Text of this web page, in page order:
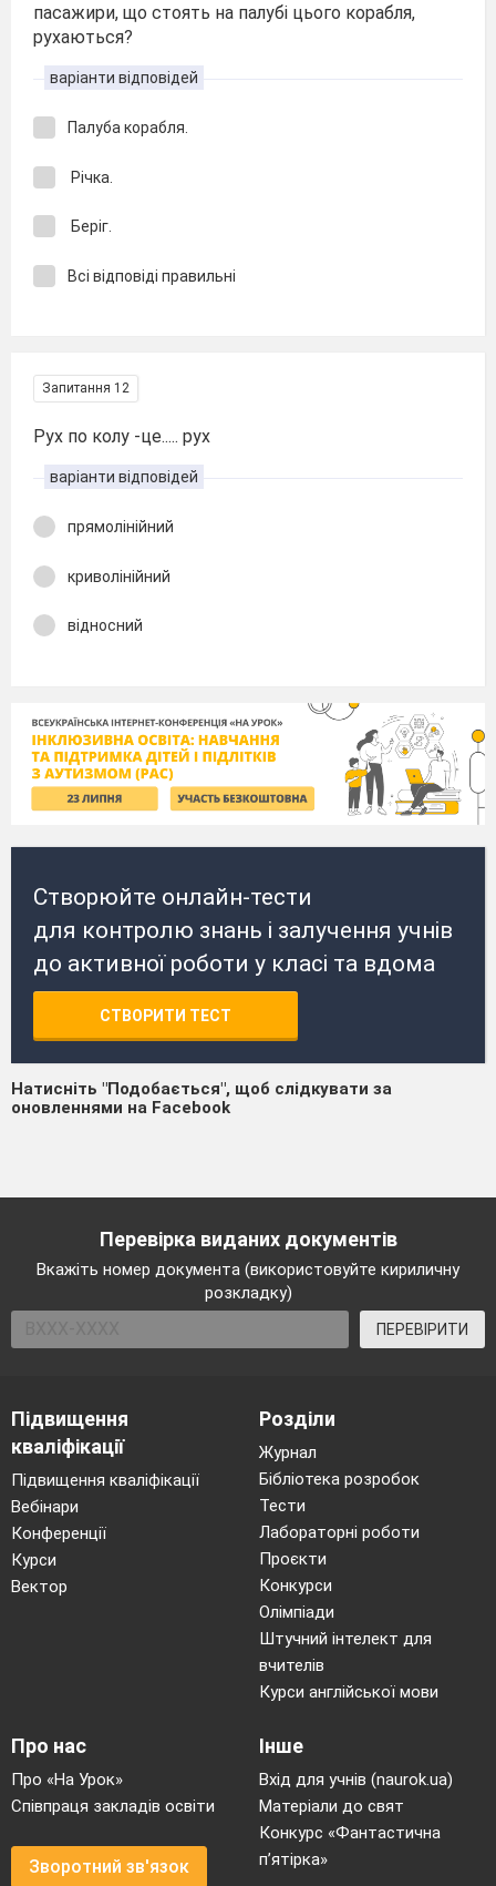
пасажири, що стоять на палубі цього корабля,
рухаються?
варіанти відповідей
Палуба корабля.
Річка.
Беріг.
Всі відповіді правильні
Запитання 12
Рух по колу -це..... рух
варіанти відповідей
прямолінійний
криволінійний
відносний
Створюйте онлайн-тести
для контролю знань і залучення учнів
до активної роботи у класі та вдома
СТВОРИТИ ТЕСТ
Натисніть "Подобається", щоб слідкувати за
оновленнями на Facebook
Перевірка виданих документів
Вкажіть номер документа (використовуйте кириличну
розкладку)
ПЕРЕВІРИТИ
Підвищення
кваліфікації
Підвищення кваліфікації
Вебінари
Конференції
Курси
Вектор
Розділи
Журнал
Бібліотека розробок
Тести
Лабораторні роботи
Проєкти
Конкурси
Олімпіади
Штучний інтелект для
вчителів
Курси англійської мови
Про нас
Про «На Урок»
Співпраця закладів освіти
Зворотний зв'язок
Інше
Вхід для учнів (naurok.ua)
Матеріали до свят
Конкурс «Фантастична
п’ятірка»